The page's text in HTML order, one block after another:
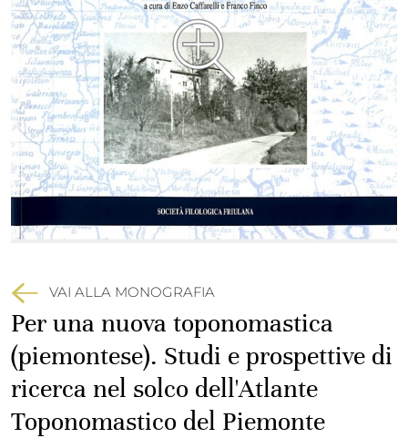
VAI ALLA MONOGRAFIA
Per una nuova toponomastica
(piemontese). Studi e prospettive di
ricerca nel solco dell'Atlante
Toponomastico del Piemonte